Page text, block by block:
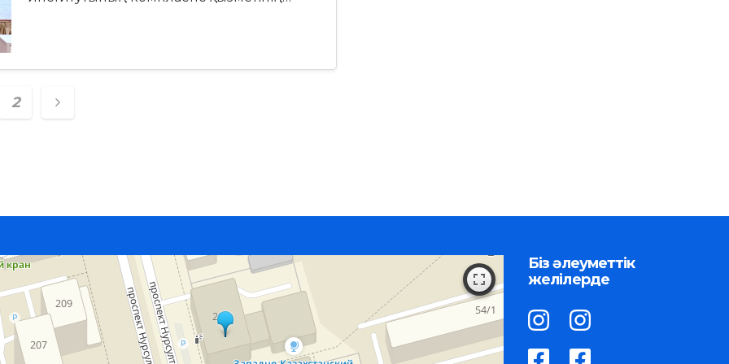
2
Біз әлеуметтік
желілерде